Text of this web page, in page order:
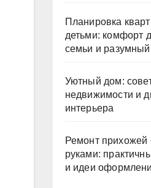
Планировка
детьми: комфорт
семьи и разумный
Уютный дом:
недвижимости и
интерьера
Ремонт прихожей
руками:
и идеи